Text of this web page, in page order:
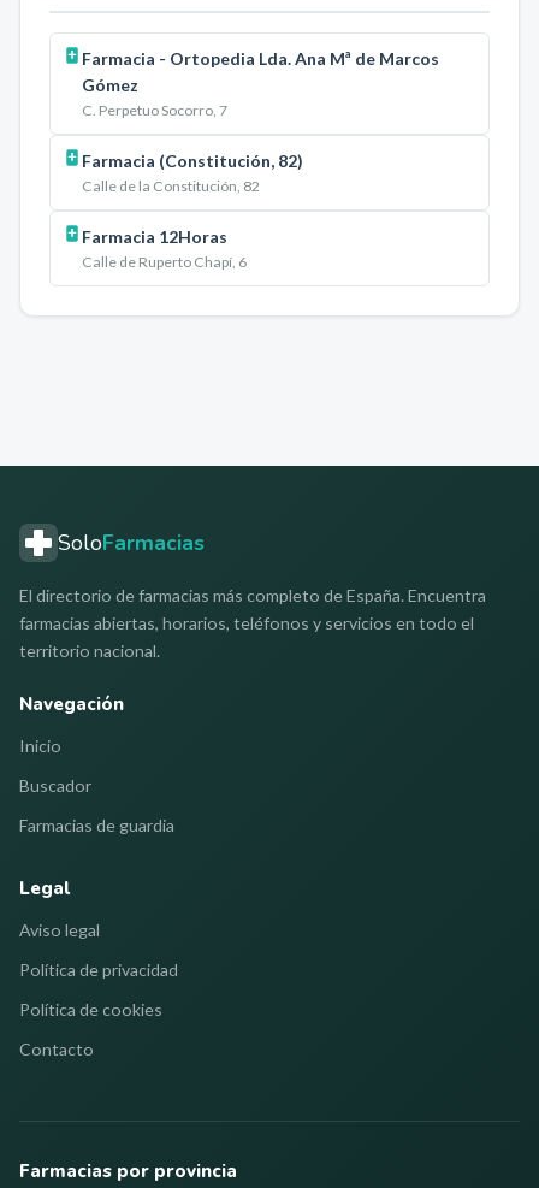
Farmacia - Ortopedia Lda. Ana Mª de Marcos
Gómez
C. Perpetuo Socorro, 7
Farmacia (Constitución, 82)
Calle de la Constitución, 82
Farmacia 12Horas
Calle de Ruperto Chapí, 6
SoloFarmacias
El directorio de farmacias más completo de España. Encuentra
farmacias abiertas, horarios, teléfonos y servicios en todo el
territorio nacional.
Navegación
Inicio
Buscador
Farmacias de guardia
Legal
Aviso legal
Política de privacidad
Política de cookies
Contacto
Farmacias por provincia